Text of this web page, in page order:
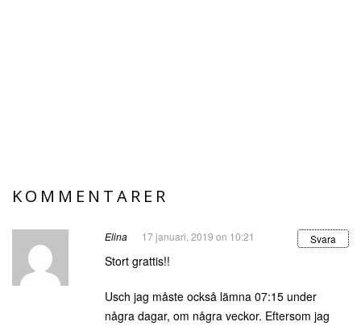
KOMMENTARER
Elina 17 januari, 2019 on 10:21 Svara
Stort grattis!!
Usch jag måste också lämna 07:15 under
några dagar, om några veckor. Eftersom jag